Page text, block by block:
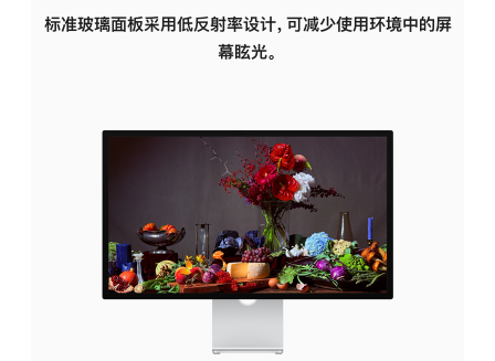
标准玻璃面板采用低反射率设计，可减少使用环境中的屏
幕眩光。